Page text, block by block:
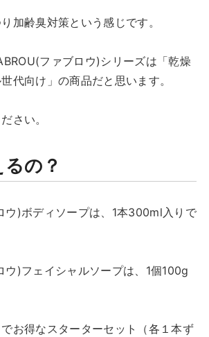
加齢臭対策という感じです。
ファブロウ)シリーズは「乾燥
代向け」の商品だと思います。
さい。
の？
ウ)ボディソープは、1本300ml入りで
ウ)フェイシャルソープは、1個100g
お得なスターターセット（各１本ず